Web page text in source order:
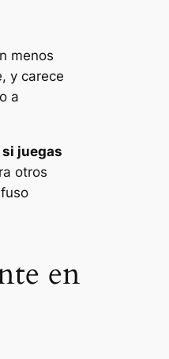
menos
y carece
a
juegas
otros
en